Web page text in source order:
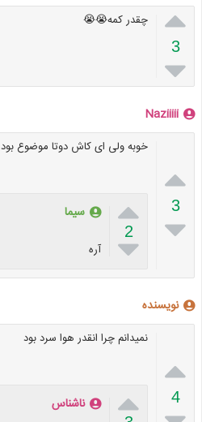

3

چقدر کمه😭😭
Naziiiii

3

خوبه ولی ای کاش دوتا موضوع بود

2

سیما
آره
نویسنده

4
نمیدانم چرا انقدر هوا سرد بود
 ناشناس